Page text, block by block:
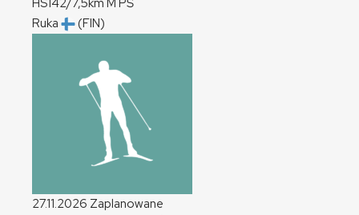
HS142/7,5km M PŚ
Ruka
(FIN)
27.11.2026 Zaplanowane